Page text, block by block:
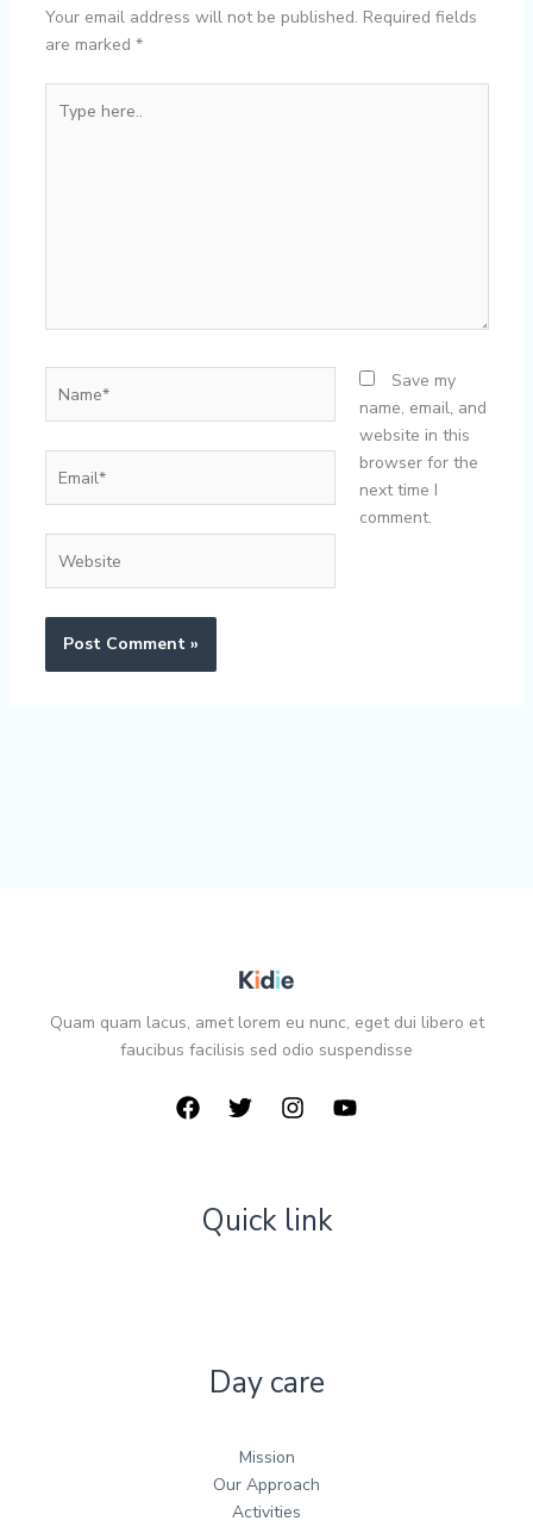
Your email address will not be published. Required fields
are marked *
here..
Save my
name, email, and
website in this
browser for the
next time I
comment.
Quam quam lacus, amet lorem eu nunc, eget dui libero et
faucibus facilisis sed odio suspendisse
Quick link
Day care
Mission
Our Approach
Activities